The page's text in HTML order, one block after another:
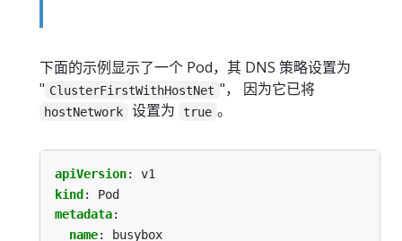
下面的示例显示了一个 Pod，其 DNS 策略设置为
" ClusterFirstWithHostNet "， 因为它已将
hostNetwork 设置为 true 。
apiVersion:
v1
kind :
Pod
metadata:
name:
busybox